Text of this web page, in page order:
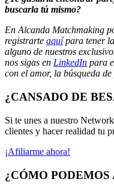
buscarla tú mismo?
En Alcanda Matchmaking
registrarte aquípara tener
alguno de nuestros
nos sigas en LinkedIn para
con el amor, la búsqueda
¿CANSADO DE
Si te unes a nuestro
clientes y hacer realidad tu
¡Afiliarme ahora!
¿CÓMO PODEMOS